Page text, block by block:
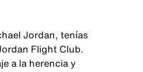
Jordan, tenías
Flight Club.
a la herencia y